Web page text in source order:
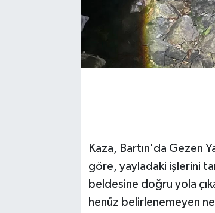
Kaza, Bartın'da Gezen
göre, yayladaki işlerini
beldesine doğru yola
henüz belirlenemeyen